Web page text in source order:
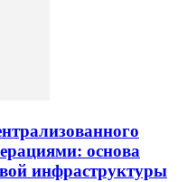
основа
инфраструктуры